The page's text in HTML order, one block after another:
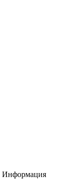
Информация